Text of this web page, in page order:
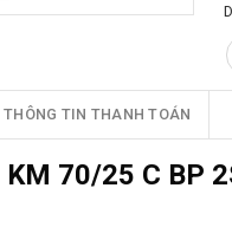
THÔNG TIN THANH TOÁN
70/25 C BP